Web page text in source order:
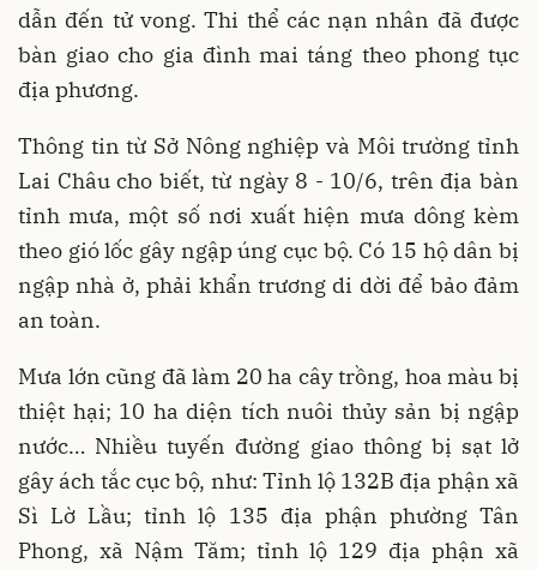
dẫn đến tử vong. Thi thể các nạn nhân đã được
bàn giao cho gia đình mai táng theo phong tục
địa phương.
Thông tin từ Sở Nông nghiệp và Môi trường tỉnh
Lai Châu cho biết, từ ngày 8 - 10/6, trên địa bàn
tỉnh mưa, một số nơi xuất hiện mưa dông kèm
theo gió lốc gây ngập úng cục bộ. Có 15 hộ dân bị
ngập nhà ở, phải khẩn trương di dời để bảo đảm
an toàn.
Mưa lớn cũng đã làm 20 ha cây trồng, hoa màu bị
thiệt hại; 10 ha diện tích nuôi thủy sản bị ngập
nước… Nhiều tuyến đường giao thông bị sạt lở
gây ách tắc cục bộ, như: Tỉnh lộ 132B địa phận xã
Sì Lờ Lầu; tỉnh lộ 135 địa phận phường Tân
Phong, xã Nậm Tăm; tỉnh lộ 129 địa phận xã